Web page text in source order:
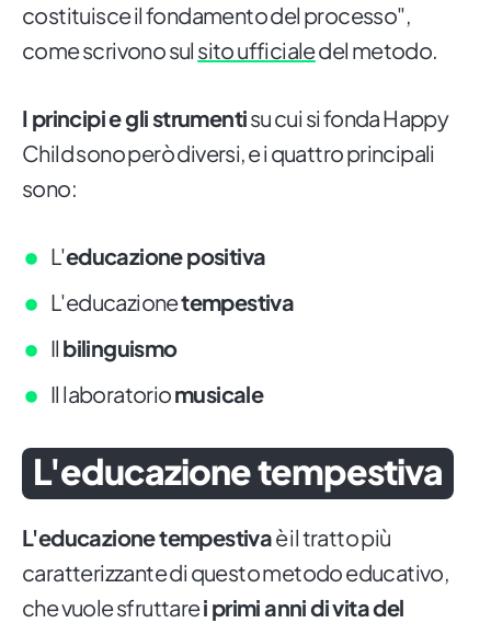
costituisce il fondamento del processo",
come scrivono sul sito ufficialedel metodo.
I principi e gli strumentisu cui si fonda Happy
Child sono però diversi, e i quattro principali
sono:
L'educazione positiva
L'educazionetempestiva
Il bilinguismo
Il laboratoriomusicale
L'educazione tempestiva
L'educazione tempestivaè il tratto più
caratterizzante di questo metodo educativo,
che vuole sfruttarei primi anni di vita del